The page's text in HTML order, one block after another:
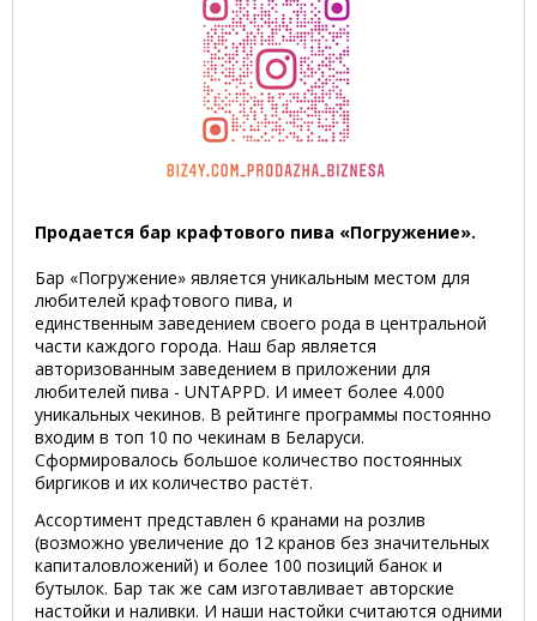
Продается бар крафтового пива «Погружение».
Бар «Погружение» является уникальным местом для
любителей крафтового пива, и
единственным заведением своего рода в центральной
части каждого города. Наш бар является
авторизованным заведением в приложении для
любителей пива - UNTAPPD. И имеет более 4.000
уникальных чекинов. В рейтинге программы постоянно
входим в топ 10 по чекинам в Беларуси.
Сформировалось большое количество постоянных
биргиков и их количество растёт.
Ассортимент представлен 6 кранами на розлив
(возможно увеличение до 12 кранов без значительных
капиталовложений) и более 100 позиций банок и
бутылок. Бар так же сам изготавливает авторские
настойки и наливки. И наши настойки считаются одними